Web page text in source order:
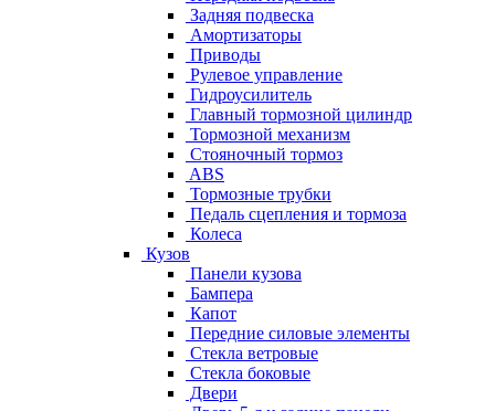
Задняя подвеска
Амортизаторы
Приводы
Рулевое управление
Гидроусилитель
Главный тормозной цилиндр
Тормозной механизм
Стояночный тормоз
ABS
Тормозные трубки
Педаль сцепления и тормоза
Колеса
Кузов
Панели кузова
Бампера
Капот
Передние силовые элементы
Стекла ветровые
Стекла боковые
Двери